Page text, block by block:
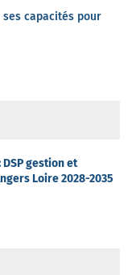
capacités pour
: DSP gestion et
Loire 2028-2035